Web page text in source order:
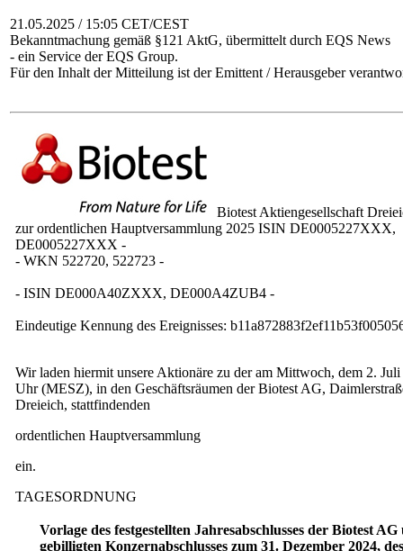
21.05.2025 / 15:05 CET/CEST
Bekanntmachung gemäß §121 AktG, übermittelt durch EQS News
- ein Service der EQS Group.
Für den Inhalt der Mitteilung ist der Emittent / Herausgeber
Biotest Aktiengesellschaft
zur ordentlichen Hauptversammlung 2025 ISIN DE0005227XXX,
DE0005227XXX -
- WKN 522720, 522723 -
- ISIN DE000A40ZXXX, DE000A4ZUB4 -
Eindeutige Kennung des Ereignisses:
Wir laden hiermit unsere Aktionäre zu der am Mittwoch, dem 2.
Uhr (MESZ), in den Geschäftsräumen der Biotest AG,
Dreieich, stattfindenden
ordentlichen Hauptversammlung
ein.
TAGESORDNUNG
Vorlage des festgestellten Jahresabschlusses der Biotest AG
gebilligten Konzernabschlusses zum 31. Dezember 2024,